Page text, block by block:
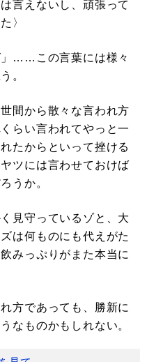
言えないし、頑張って
〉
……この言葉には様々
。
間から散々な言われ方
らい言われてやっと一
たからといって挫ける
ツには言わせておけば
うか。
見守っているゾと、大
は何ものにも代えがた
みっぷりがまた本当に
方であっても、勝新に
なものかもしれない。